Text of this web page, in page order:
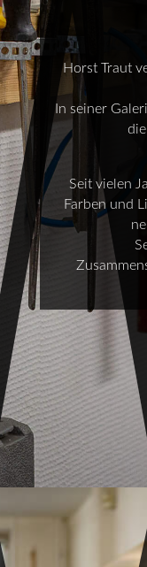
Horst Traut
In seiner
Seit vielen
Farben und